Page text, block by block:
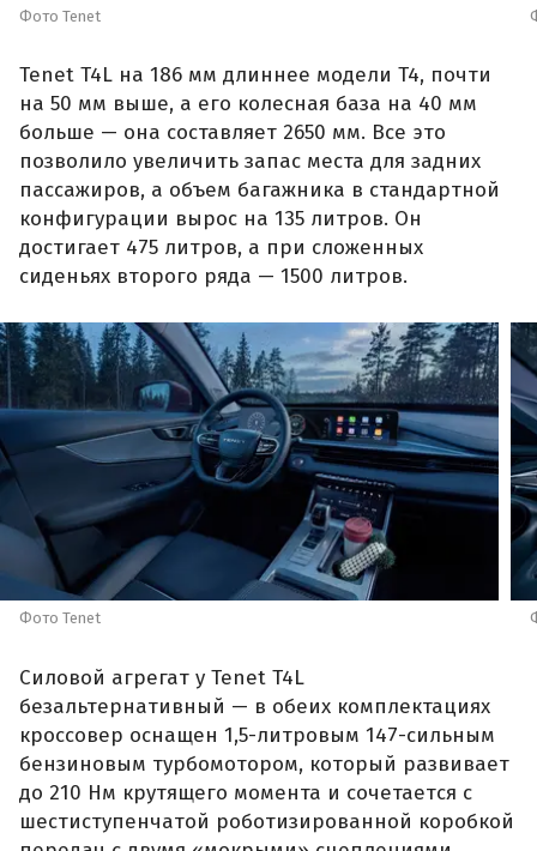
Фото Tenet
Tenet T4L на 186 мм длиннее модели T4, почти
на 50 мм выше, а его колесная база на 40 мм
больше — она составляет 2650 мм. Все это
позволило увеличить запас места для задних
пассажиров, а объем багажника в стандартной
конфигурации вырос на 135 литров. Он
достигает 475 литров, а при сложенных
сиденьях второго ряда — 1500 литров.
Фото Tenet
Силовой агрегат у Tenet T4L
безальтернативный — в обеих комплектациях
кроссовер оснащен 1,5-литровым 147-сильным
бензиновым турбомотором, который развивает
до 210 Нм крутящего момента и сочетается с
шестиступенчатой роботизированной коробкой